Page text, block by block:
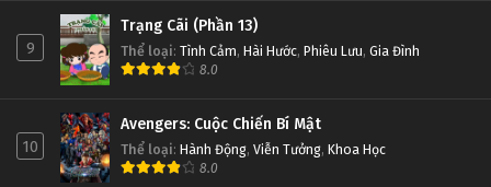
9
Trạng Cãi (Phần 13)
Thể loại: Tình Cảm, Hài Hước, Phiêu Lưu, Gia Đình
8.0
10
Avengers: Cuộc Chiến Bí Mật
Thể loại: Hành Động, Viễn Tưởng, Khoa Học
8.0